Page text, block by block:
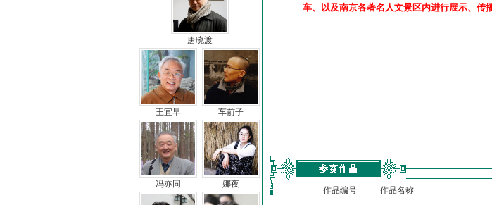
唐晓渡
王宜早 车前子
冯亦同 娜夜
车、以及南京各著名人文景区内进行展示、传
作品编号 作品名称